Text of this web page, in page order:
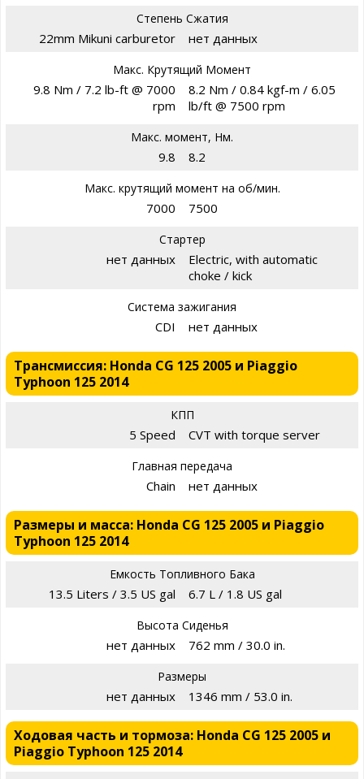
Степень Сжатия
22mm Mikuni carburetor нет данных
Макс. Крутящий Момент
9.8 Nm / 7.2 lb-ft @ 7000
rpm
8.2 Nm / 0.84 kgf-m / 6.05
lb/ft @ 7500 rpm
Макс. момент, Нм.
9.8 8.2
Макс. крутящий момент на об/мин.
7000 7500
Стартер
нет данных
Electric, with automatic
choke / kick
Система зажигания
CDI нет данных
Трансмиссия: Honda CG 125 2005 и Piaggio
Typhoon 125 2014
КПП
5 Speed CVT with torque server
Главная передача
Chain нет данных
Размеры и масса: Honda CG 125 2005 и Piaggio
Typhoon 125 2014
Емкость Топливного Бака
13.5 Liters / 3.5 US gal 6.7 L / 1.8 US gal
Высота Сиденья
нет данных 762 mm / 30.0 in.
Размеры
нет данных 1346 mm / 53.0 in.
Ходовая часть и тормоза: Honda CG 125 2005 и
Piaggio Typhoon 125 2014